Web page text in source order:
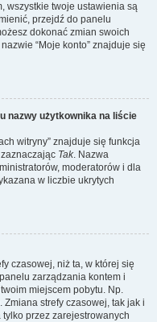
wszystkie twoje ustawienia są
przejdź do panelu
dokonać zmian swoich
“Moje konto” znajduje się
nazwy użytkownika na liście
witryny” znajduje się funkcja
zaznaczając Tak. Nazwa
moderatorów i dla
w liczbie ukrytych
czasowej, niż ta, w której się
zarządzania kontem i
miejscem pobytu. Np.
strefy czasowej, tak jak i
przez zarejestrowanych